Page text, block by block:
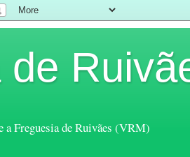
de
a Freguesia de Ruivães (VRM)